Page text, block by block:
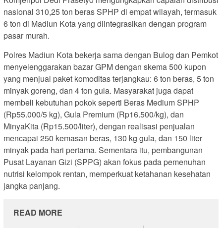
nasional 310,25 ton beras SPHP di empat wilayah, termasuk
6 ton di Madiun Kota yang diintegrasikan dengan program
pasar murah.
Polres Madiun Kota bekerja sama dengan Bulog dan Pemkot
menyelenggarakan bazar GPM dengan skema 500 kupon
yang menjual paket komoditas terjangkau: 6 ton beras, 5 ton
minyak goreng, dan 4 ton gula. Masyarakat juga dapat
membeli kebutuhan pokok seperti Beras Medium SPHP
(Rp55.000/5 kg), Gula Premium (Rp16.500/kg), dan
MinyaKita (Rp15.500/liter), dengan realisasi penjualan
mencapai 250 kemasan beras, 130 kg gula, dan 150 liter
minyak pada hari pertama. Sementara itu, pembangunan
Pusat Layanan Gizi (SPPG) akan fokus pada pemenuhan
nutrisi kelompok rentan, memperkuat ketahanan kesehatan
jangka panjang.
READ MORE